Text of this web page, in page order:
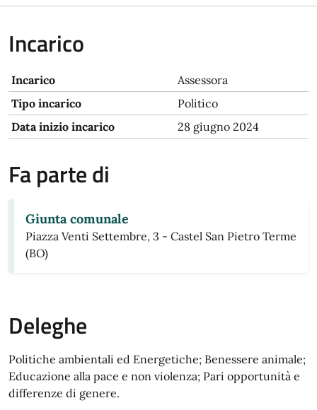
Incarico
Incarico
Assessora
Tipo incarico
Politico
Data inizio incarico
28 giugno 2024
Fa parte di
Giunta comunale
Piazza Venti Settembre, 3 - Castel San Pietro Terme
(BO)
Deleghe
Politiche ambientali ed Energetiche; Benessere animale;
Educazione alla pace e non violenza; Pari opportunità e
differenze di genere.